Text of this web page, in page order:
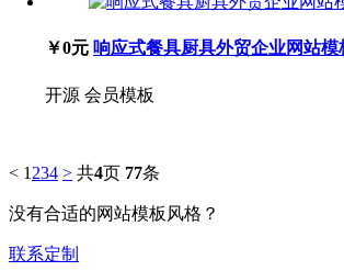
￥0元 响应式餐具厨具外贸企业网站模
开源 会员模板
< 1 234 > 共4页 77条
没有合适的网站模板风格？
联系定制